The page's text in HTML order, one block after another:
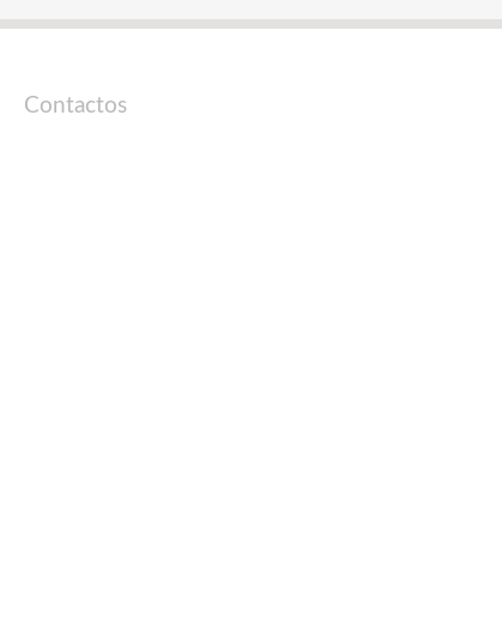
Contactos